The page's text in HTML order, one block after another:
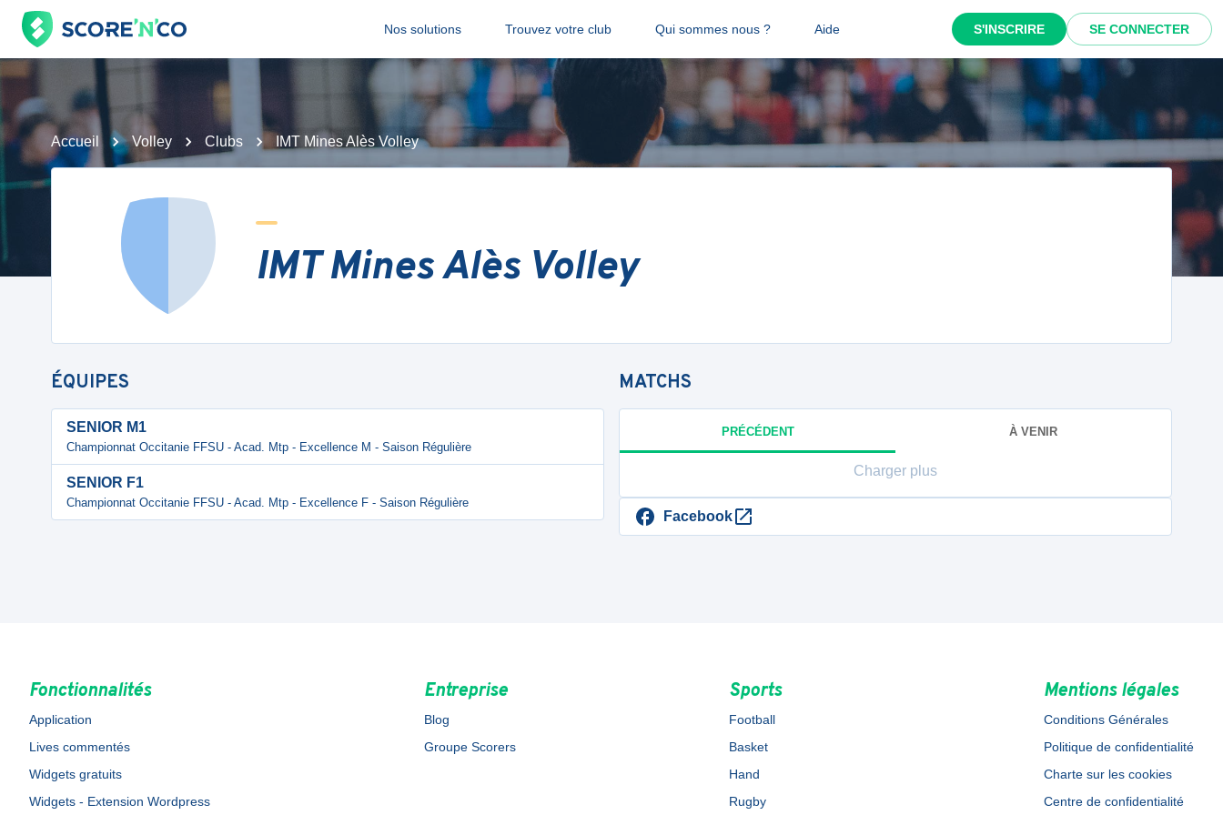
Nos solutions Trouvez votre club Qui sommes nous ? Aide S'INSCRIRE SE CONNECTER
Accueil Volley Clubs IMT Mines Alès Volley
IMT Mines Alès Volley
ÉQUIPES
SENIOR M1
Championnat Occitanie FFSU - Acad. Mtp - Excellence M - Saison Régulière
SENIOR F1
Championnat Occitanie FFSU - Acad. Mtp - Excellence F - Saison Régulière
MATCHS
PRÉCÉDENT À VENIR
Charger plus
Facebook
Fonctionnalités
Application
Lives commentés
Widgets gratuits
Widgets - Extension Wordpress
Entreprise
Blog
Groupe Scorers
Sports
Football
Basket
Hand
Rugby
Mentions légales
Conditions Générales
Politique de confidentialité
Charte sur les cookies
Centre de confidentialité